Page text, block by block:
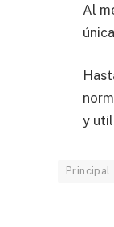
Al
y
Principal